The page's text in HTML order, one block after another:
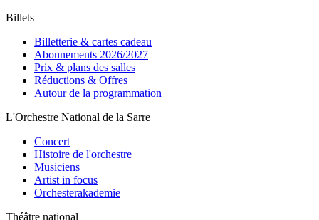
Billets
Billetterie & cartes cadeau
Abonnements 2026/2027
Prix & plans des salles
Réductions & Offres
Autour de la programmation
L'Orchestre National de la Sarre
Concert
Histoire de l'orchestre
Musiciens
Artist in focus
Orchesterakademie
Théâtre national